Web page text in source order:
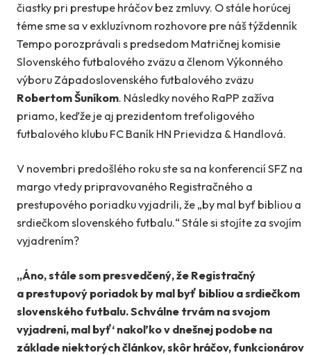
čiastky pri prestupe hráčov bez zmluvy. O stále horúcej
téme sme sa v exkluzívnom rozhovore pre náš týždenník
Tempo porozprávali s predsedom Matričnej komisie
Slovenského futbalového zväzu a členom Výkonného
výboru Západoslovenského futbalového zväzu
Robertom Šuníkom. Následky nového RaPP zažíva
priamo, keďže je aj prezidentom treťoligového
futbalového klubu FC Baník HN Prievidza & Handlová.
V novembri predošlého roku ste sa na konferencií SFZ na
margo vtedy pripravovaného Registračného a
prestupového poriadku vyjadrili, že „by mal byť bibliou a
srdiečkom slovenského futbalu.“ Stále si stojíte za svojím
vyjadrením?
„Áno, stále som presvedčený, že Registračný
a prestupový poriadok by mal byť bibliou a srdiečkom
slovenského futbalu. Schválne trvám na svojom
vyjadrení, mal byť‘ nakoľko v dnešnej podobe na
základe niektorých článkov, skôr hráčov, funkcionárov